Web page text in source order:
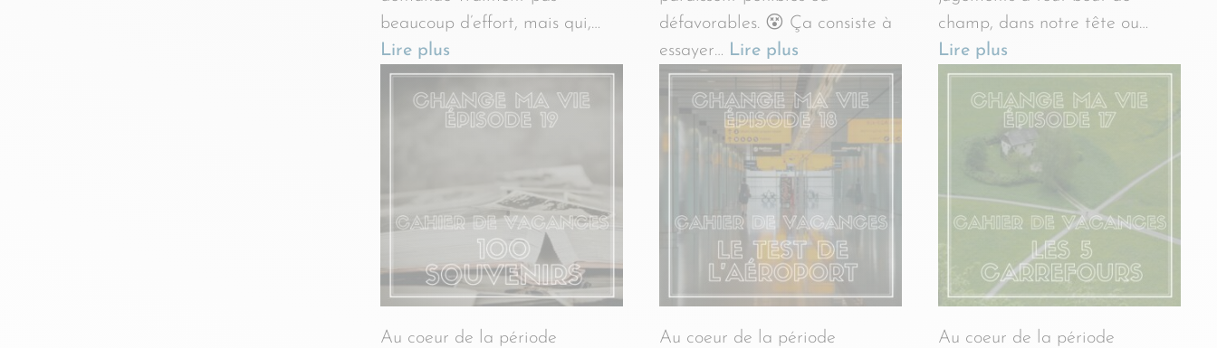
beaucoup d’effort, mais qui,…
Lire plus
défavorables. 😵 Ça consiste à
essayer… Lire plus
champ, dans notre tête ou…
Lire plus
Au coeur de la période
Au coeur de la période
Au coeur de la période